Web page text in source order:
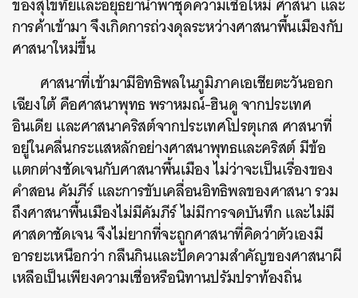
การค้าเข้ามา จึงเกิดการถ่วงดุลระหว่างศาสนาพื้นเมืองกับ
ศาสนาใหม่ขึ้น
ศาสนาที่เข้ามามีอิทธิพลในภูมิภาคเอเชียตะวันออก
เฉียงใต้ คือศาสนาพุทธ พราหมณ์-ฮินดู จากประเทศ
อินเดีย และศาสนาคริสต์จากประเทศโปรตุเกส ศาสนาที่
อยู่ในคลื่นกระแสหลักอย่างศาสนาพุทธและคริสต์ มีข้อ
แตกต่างชัดเจนกับศาสนาพื้นเมือง ไม่ว่าจะเป็นเรื่องของ
คำสอน คัมภีร์ และการขับเคลื่อนอิทธิพลของศาสนา รวม
ถึงศาสนาพื้นเมืองไม่มีคัมภีร์ ไม่มีการจดบันทึก และไม่มี
ศาสดาชัดเจน จึงไม่ยากที่จะถูกศาสนาที่คิดว่าตัวเองมี
อารยะเหนือกว่า กลืนกินและปัดความสำคัญของศาสนาผี
เหลือเป็นเพียงความเชื่อหรือนิทานปรัมปราท้องถิ่น